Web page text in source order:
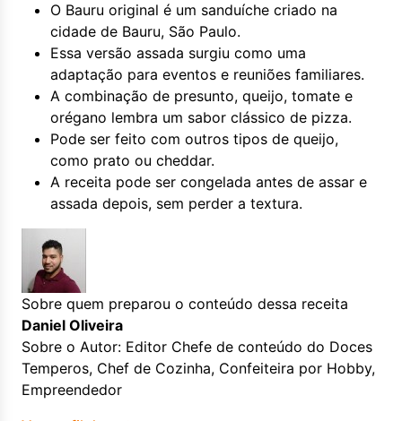
O Bauru original é um sanduíche criado na
cidade de Bauru, São Paulo.
Essa versão assada surgiu como uma
adaptação para eventos e reuniões familiares.
A combinação de presunto, queijo, tomate e
orégano lembra um sabor clássico de pizza.
Pode ser feito com outros tipos de queijo,
como prato ou cheddar.
A receita pode ser congelada antes de assar e
assada depois, sem perder a textura.
Sobre quem preparou o conteúdo dessa receita
Daniel Oliveira
Sobre o Autor: Editor Chefe de conteúdo do Doces
Temperos, Chef de Cozinha, Confeiteira por Hobby,
Empreendedor